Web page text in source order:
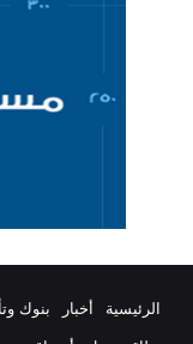
الرئيسية أخبار بنوك